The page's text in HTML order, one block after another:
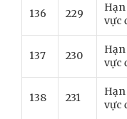
136 229
vực
137 230
vực
138 231
vực